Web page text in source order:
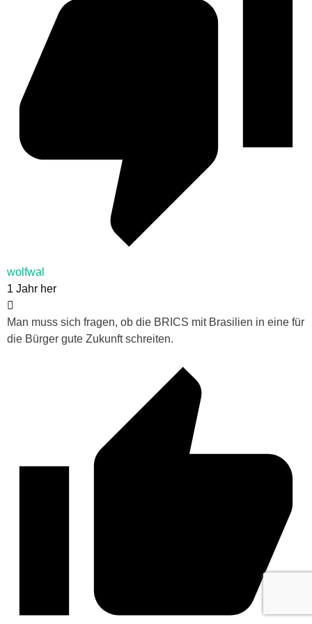
wolfwal
1 Jahr her
Man muss sich fragen, ob die BRICS mit Brasilien in eine für
die Bürger gute Zukunft schreiten.